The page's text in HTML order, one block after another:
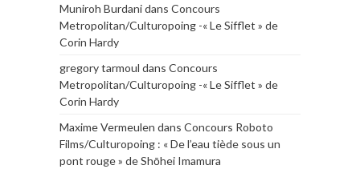
Muniroh Burdanidans Concours
Metropolitan/Culturopoing -« Le Sifflet » de
Corin Hardy
gregory tarmoul dans Concours
Metropolitan/Culturopoing -« Le Sifflet » de
Corin Hardy
Maxime Vermeulen dans Concours Roboto
Films/Culturopoing : « De l’eau tiède sous un
pont rouge » de Shōhei Imamura